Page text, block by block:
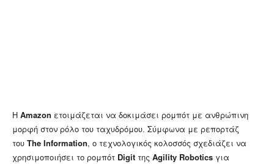
Η Amazon ετοιμάζεται να δοκιμάσει ρομπότ με ανθρώπινη
μορφή στον ρόλο του ταχυδρόμου. Σύμφωνα με ρεπορτάζ
του The Information, ο τεχνολογικός κολοσσός σχεδιάζει να
χρησιμοποιήσει το ρομπότ Digit της Agility Robotics για